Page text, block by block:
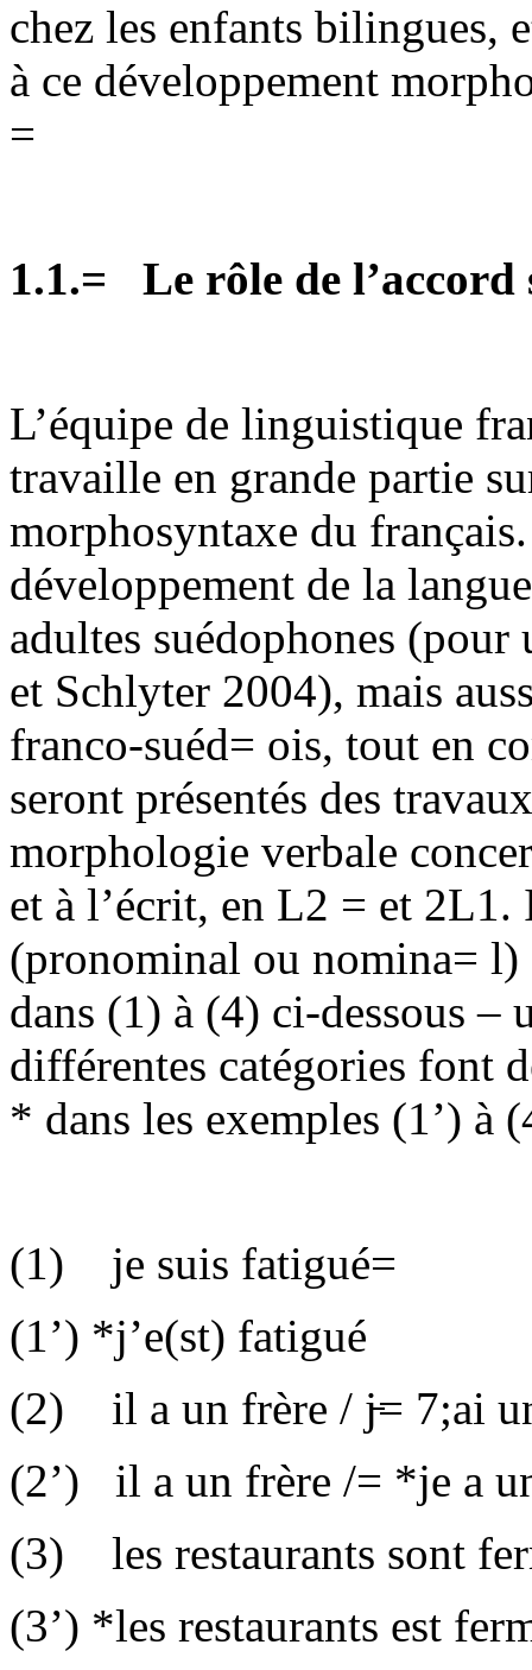
chez les enfants bilingues,
à ce développement
=
1.1.= Le rôle de
L’équipe de linguistique
travaille en grande partie
morphosyntaxe du
développement de la
adultes suédophones
et Schlyter 2004), mais
franco-suéd= ois, tout en
seront présentés des
morphologie verbale
et à l’écrit, en L2 = et 2L1.
(pronominal ou nomina= l)
dans (1) à (4) ci-dessous –
différentes catégories font
* dans les exemples (1’) à (
(1) je suis fatigué=
(1’) *j’e(st) fatigué
(2)
il a un frère / j̵= 7;ai
(2’)
il a un frère /= *je a
(3)
les restaurants sont
(3’) *les restaurants est